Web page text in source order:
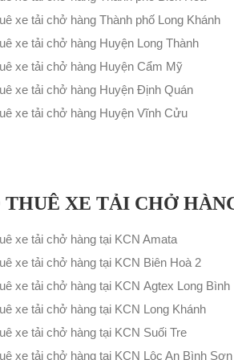
xe tải chở hàng Thành phố Long Khánh
xe tải chở hàng Huyện Long Thành
xe tải chở hàng Huyện Cẩm Mỹ
xe tải chở hàng Huyện Định Quán
xe tải chở hàng Huyện Vĩnh Cửu
THUÊ XE TẢI CHỞ
xe tải chở hàng tại KCN Amata
xe tải chở hàng tại KCN Biên Hoà 2
xe tải chở hàng tại KCN Agtex Long Bình
xe tải chở hàng tại KCN Long Khánh
xe tải chở hàng tại KCN Suối Tre
xe tải chở hàng tại KCN Lộc An Bình Sơn